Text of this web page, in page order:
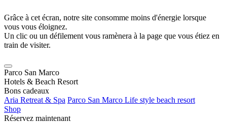
Grâce à cet écran, notre site consomme moins d'énergie lorsque
vous vous éloignez.
Un clic ou un défilement vous ramènera à la page que vous étiez en
train de visiter.
Parco San Marco
Hotels & Beach Resort
Bons cadeaux
Aria Retreat & Spa Parco San Marco Life style beach resort
Shop
Réservez maintenant